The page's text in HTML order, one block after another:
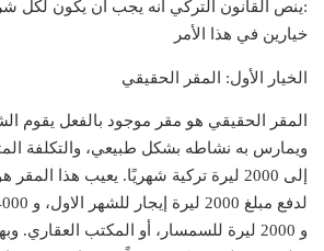
:ينص القانون التركي أنه يجب أن يكون لكل
خيارين في هذا الأمر
الخيار الأول: المقر الحقيقي
المقر الحقيقي هو مقر موجود بالفعل يقوم
إلى 2000 ليرة تركية شهريًا. يعيب هذا
و 2000 ليرة للسمسار، أو المكتب العقاري.